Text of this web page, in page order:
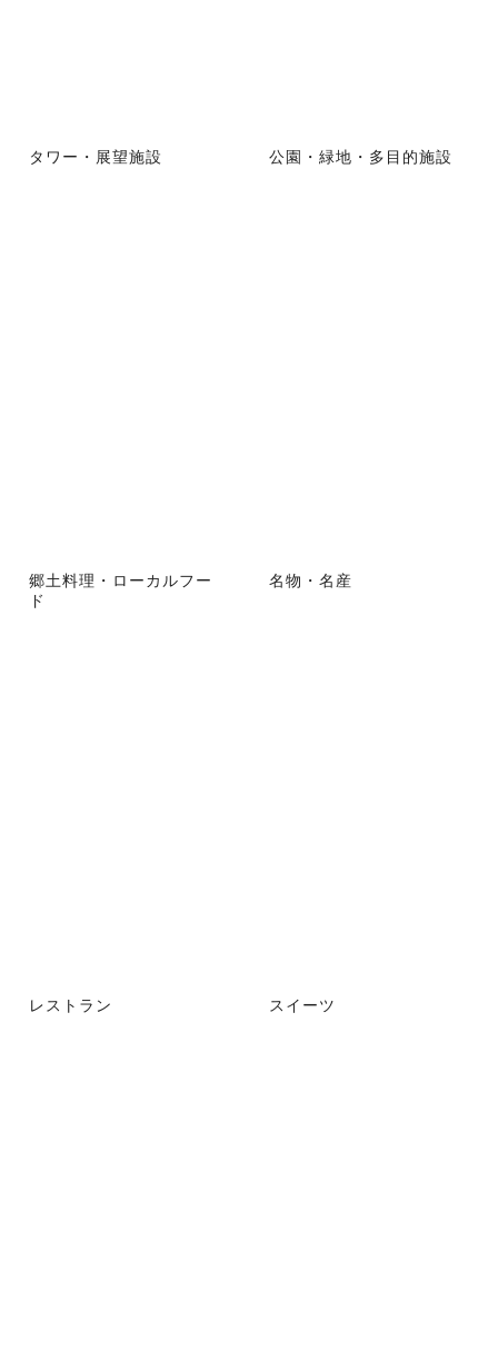
タワー・展望施設 公園・緑地・多目的施設
郷土料理・ローカルフー
ド
名物・名産
レストラン スイーツ